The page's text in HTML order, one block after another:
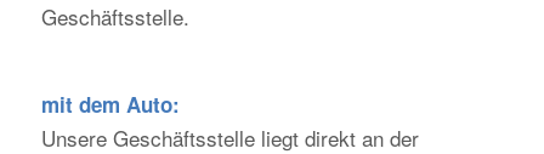
Geschäftsstelle.
mit dem Auto:
Unsere Geschäftsstelle liegt direkt an der